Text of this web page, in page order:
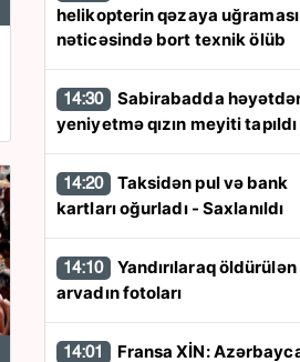
helikopterin qəzaya uğraması
nəticəsində bort texnik ölüb
14:30
yeniyetmə qızın meyiti tapıldı
14:20
kartları oğurladı - Saxlanıldı
14:10
arvadın fotoları
14:01